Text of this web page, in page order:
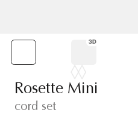
Rosette Mini
cord set